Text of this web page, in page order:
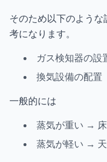
そのため以下のよう
考になります。
ガス検知器の設
換気設備の配置
一般的には
蒸気が重い →
蒸気が軽い →